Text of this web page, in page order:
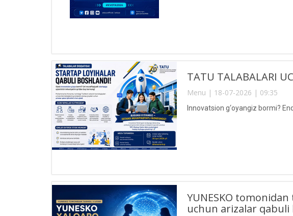
TATU TALABALARI
Menu | 18-07-2026 | 09:35
Innovatsion g‘oyangiz bormi?
YUNESKO
uchun arizalar qabuli